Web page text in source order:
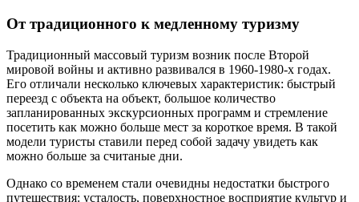
От традиционного к медленному туризму
Традиционный массовый туризм возник после Второй
мировой войны и активно развивался в 1960-1980-х годах.
Его отличали несколько ключевых характеристик: быстрый
переезд с объекта на объект, большое количество
запланированных экскурсионных программ и стремление
посетить как можно больше мест за короткое время. В такой
модели туристы ставили перед собой задачу увидеть как
можно больше за считаные дни.
Однако со временем стали очевидны недостатки быстрого
путешествия: усталость, поверхностное восприятие культур и